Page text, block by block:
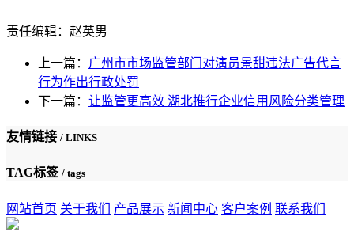
责任编辑：赵英男
上一篇： 广州市市场监管部门对演员景甜违法广告代言
行为作出行政处罚
下一篇： 让监管更高效 湖北推行企业信用风险分类管理
友情链接 / LINKS
TAG标签 / tags
网站首页 关于我们 产品展示 新闻中心 客户案例 联系我们